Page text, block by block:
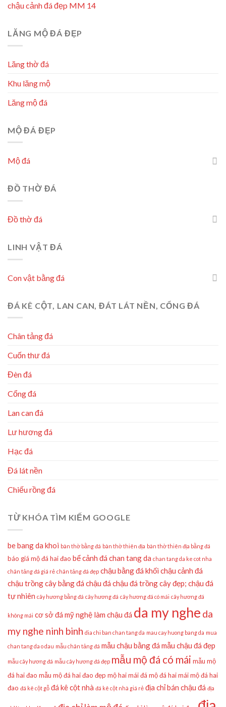
chậu cảnh đá đẹp MM 14
LĂNG MỘ ĐÁ ĐẸP
Lăng thờ đá
Khu lăng mộ
Lăng mộ đá
MỘ ĐÁ ĐẸP
Mộ đá
ĐỒ THỜ ĐÁ
Đồ thờ đá
LINH VẬT ĐÁ
Con vật bằng đá
ĐÁ KÊ CỘT, LAN CAN, ĐÁT LÁT NỀN, CỔNG ĐÁ
Chân tảng đá
Cuốn thư đá
Đèn đá
Cổng đá
Lan can đá
Lư hương đá
Hạc đá
Đá lát nền
Chiếu rồng đá
TỪ KHÓA TÌM KIẾM GOOGLE
be bang da khoi bàn thờ bằng đá bàn thờ thiên địa bàn thờ thiên địa bằng đá
báo giá mộ đá hai đao bể cảnh đá chan tang da chan tang da ke cot nha
chân tảng đá giá rẻ chân tảng đá đẹp chậu bằng đá khối chậu cảnh đá
chậu trồng cây bằng đá chậu đá chậu đá trồng cây đẹp; chậu đá
tự nhiên cây hương bằng đá cây hương đá cây hương đá có mái cây hương đá
không mái cơ sở đá mỹ nghệ làm chậu đá da my nghe da
my nghe ninh binh dia chi ban chan tang da mau cay huong bang da mua
chan tang da o dau mẫu chân tảng đá mẫu chậu bằng đá mẫu chậu đá đẹp
mẫu cây hương đá mẫu cây hương đá đẹp mẫu mộ đá có mái mẫu mộ
đá hai đao mẫu mộ đá hai đao đẹp mộ hai mái đá mộ đá hai máimộ đá hai
đao đá kê cột gỗ đá kê cột nhà đá kê cột nhà giá rẻ địa chỉ bán chậu đá địa